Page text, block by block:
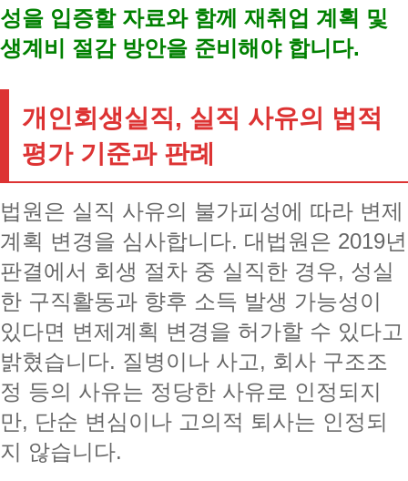
성을 입증할 자료와 함께 재취업 계획 및
생계비 절감 방안을 준비해야 합니다.
개인회생실직, 실직 사유의 법적
평가 기준과 판례
법원은 실직 사유의 불가피성에 따라 변제
계획 변경을 심사합니다. 대법원은 2019년
판결에서 회생 절차 중 실직한 경우, 성실
한 구직활동과 향후 소득 발생 가능성이
있다면 변제계획 변경을 허가할 수 있다고
밝혔습니다. 질병이나 사고, 회사 구조조
정 등의 사유는 정당한 사유로 인정되지
만, 단순 변심이나 고의적 퇴사는 인정되
지 않습니다.